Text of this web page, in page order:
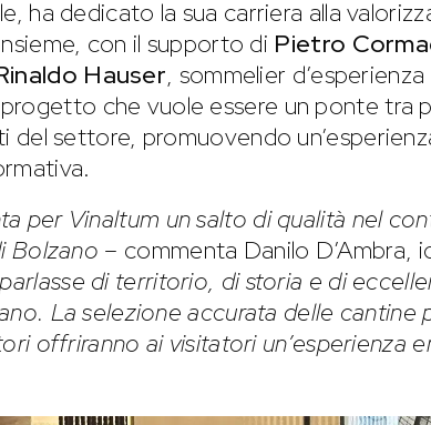
ha dedicato la sua carriera alla
con il supporto di Pietro
Hauser, sommelier d’esperienza
che vuole essere un ponte tra
del settore, promuovendo
per Vinaltum un salto di qualità nel
Bolzano – commenta Danilo D’Ambra,
di territorio, di storia e di
La selezione accurata delle cantine
offriranno ai visitatori un’esperienza